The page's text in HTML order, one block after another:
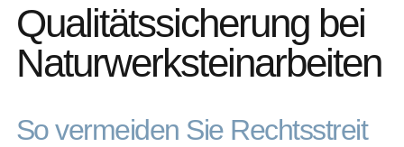
Qualitätssicherung bei
Naturwerksteinarbeiten
So vermeiden Sie Rechtsstreit